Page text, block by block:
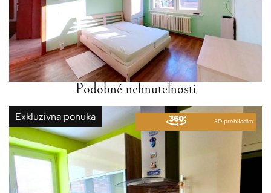
Podobné nehnuteľnosti
Exkluzívna ponuka 3D prehliadka